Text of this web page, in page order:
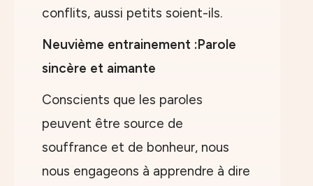
conflits, aussi petits soient-ils.
Neuvième entrainement :Parole
sincère et aimante
Conscients que les paroles
peuvent être source de
souffrance et de bonheur, nous
nous engageons à apprendre à dire